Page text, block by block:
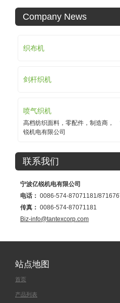
Company News
织布机
剑杆织机
喷气织机
高档纺织面料，零配件，制造商，
锐机电有限公司
联系我们
宁波亿锐机电有限公司
电话： 0086-574-87071181/
传真： 0086-574-87071181
Biz-info@tantexcorp.com
站点地图
首页
产品列表